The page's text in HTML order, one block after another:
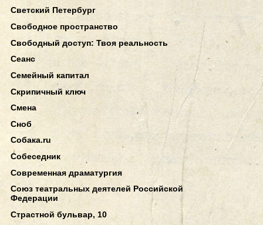
Светский Петербург
Свободное пространство
Свободный доступ: Твоя реальность
Сеанс
Семейный капитал
Скрипичный ключ
Смена
Сноб
Собака.ru
Собеседник
Современная драматургия
Союз театральных деятелей Российской
Федерации
Страстной бульвар, 10